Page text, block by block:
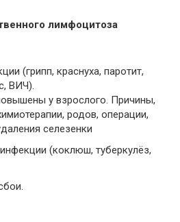
лимфоцитоза
(грипп, краснуха, паротит,
ВИЧ).
(коклюш, туберкулёз,